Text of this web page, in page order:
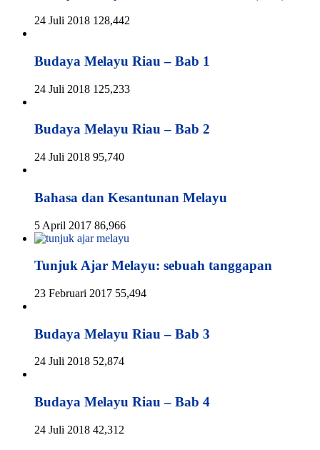
24 Juli 2018 128,442
Budaya Melayu Riau – Bab 1
24 Juli 2018 125,233
Budaya Melayu Riau – Bab 2
24 Juli 2018 95,740
Bahasa dan Kesantunan Melayu
5 April 2017 86,966
Tunjuk Ajar Melayu: sebuah tanggapan
23 Februari 2017 55,494
Budaya Melayu Riau – Bab 3
24 Juli 2018 52,874
Budaya Melayu Riau – Bab 4
24 Juli 2018 42,312